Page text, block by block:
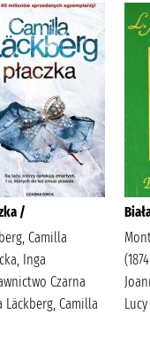
/
Camilla
Inga
Czarna
Läckberg, Camilla